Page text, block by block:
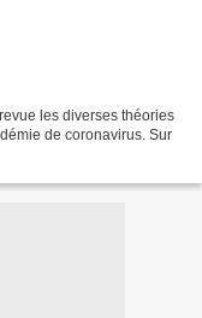
les diverses théories
de coronavirus. Sur